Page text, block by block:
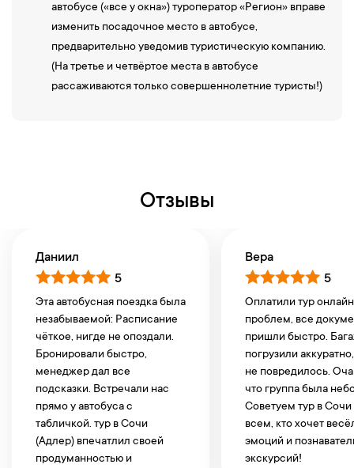
автобусе («все у окна») туроператор «Регион» вправе
изменить посадочное место в автобусе,
предварительно уведомив туристическую компанию.
(На третье и четвёртое места в автобусе
рассаживаются только совершеннолетние туристы!)
Отзывы
Даниил
5
Эта автобусная поездка была
незабываемой: Расписание
чёткое, нигде не опоздали.
Бронировали быстро,
менеджер дал все
подсказки. Встречали нас
прямо у автобуса с
табличкой. тур в Сочи
(Адлер) впечатлил своей
продуманностью и
Вера
5
Оплатили тур
проблем, все
пришли быстро.
погрузили
не повредилось.
что группа была
Советуем тур в
всем, кто хочет
эмоций и
экскурсий!